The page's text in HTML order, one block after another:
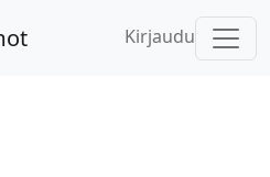
Kirjaudu